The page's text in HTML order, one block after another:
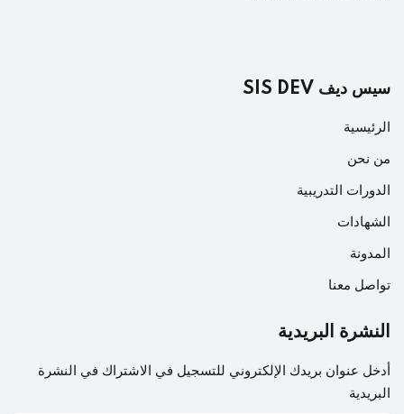
سيس ديف SIS DEV
الرئيسية
من نحن
الدورات التدريبية
الشهادات
المدونة
تواصل معنا
النشرة البريدية
أدخل عنوان بريدك الإلكتروني للتسجيل في الاشتراك في النشرة
البريدية